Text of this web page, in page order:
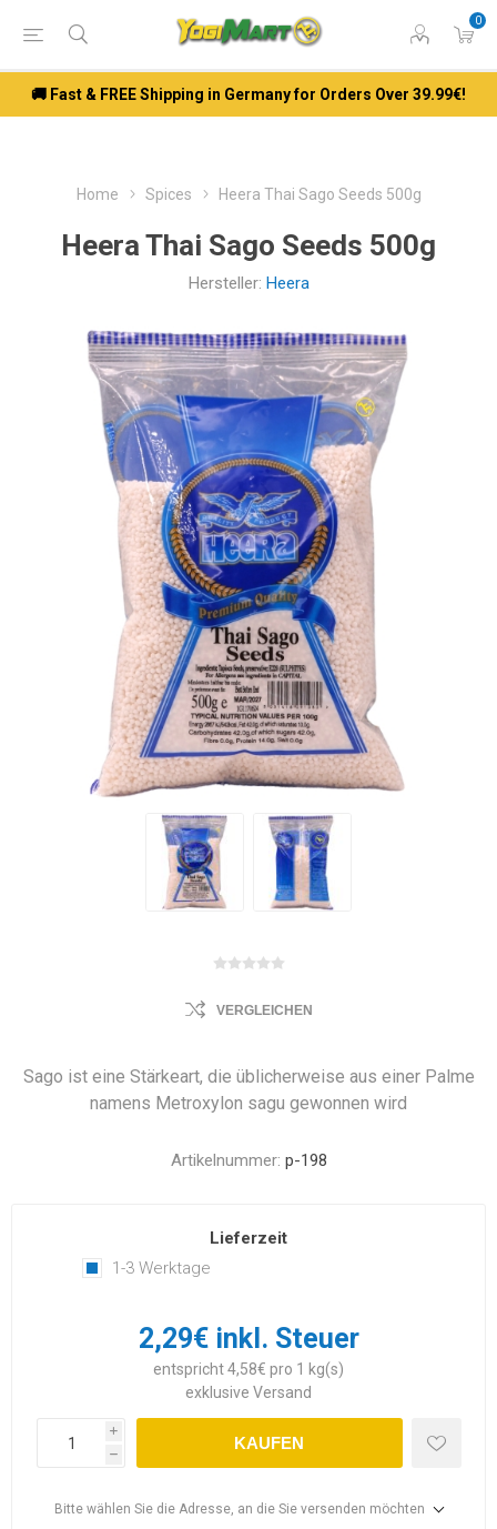
0
🚚 Fast & FREE Shipping in Germany for Orders Over 39.99€!
Home Spices Heera Thai Sago Seeds 500g
Heera Thai Sago Seeds 500g
Hersteller: Heera
VERGLEICHEN
Sago ist eine Stärkeart, die üblicherweise aus einer Palme
namens Metroxylon sagu gewonnen wird
Artikelnummer: p-198
Lieferzeit
1-3 Werktage
2,29€ inkl. Steuer
entspricht 4,58€ pro 1 kg(s)
exklusive Versand
i
h
KAUFEN
Bitte wählen Sie die Adresse, an die Sie versenden möchten